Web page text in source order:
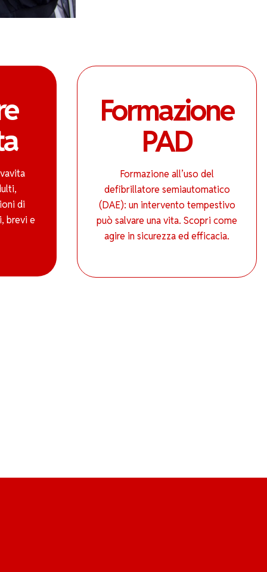
di
brevi e
Formazione
PAD
Formazione all’uso del
defibrillatore semiautomatico
(DAE): un intervento tempestivo
può salvare una vita. Scopri come
agire in sicurezza ed efficacia.